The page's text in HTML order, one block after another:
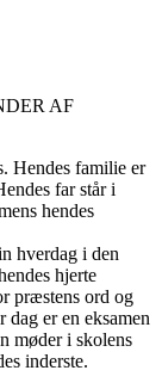
AF
Hendes familie er
far står i
hendes
hverdag i den
hjerte
præstens ord og
er en eksamen
møder i skolens
inderste.